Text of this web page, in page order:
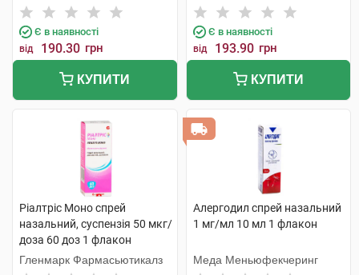
Є в наявності
від 190.30 грн
КУПИТИ
Є в наявності
від 193.90 грн
КУПИТИ
Ріалтріс Моно спрей
назальний, суспензія 50 мкг/
доза 60 доз 1 флакон
Гленмарк Фармасьютикалз
Алергодил спрей назальний
1 мг/мл 10 мл 1 флакон
Меда Меньюфекчеринг